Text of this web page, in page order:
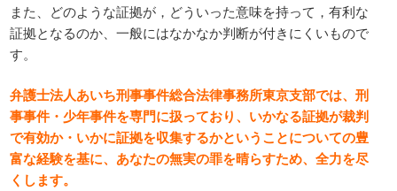
また、どのような証拠が，どういった意味を持って，有利な
証拠となるのか、一般にはなかなか判断が付きにくいもので
す。
弁護士法人あいち刑事事件総合法律事務所東京支部では、刑
事事件・少年事件を専門に扱っており、いかなる証拠が裁判
で有効か・いかに証拠を収集するかということについての豊
富な経験を基に、あなたの無実の罪を晴らすため、全力を尽
くします。